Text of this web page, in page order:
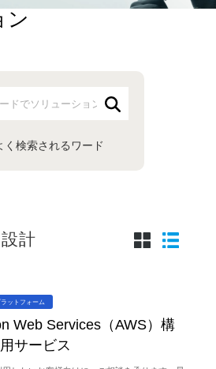
ン
く検索されるワード
計
ットフォーム
Web Services（AWS）構
サービス